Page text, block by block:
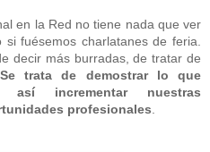
en la Red no tiene nada que ver
fuésemos charlatanes de feria.
decir más burradas, de tratar de
Se trata de demostrar lo que
así incrementar nuestras
profesionales.